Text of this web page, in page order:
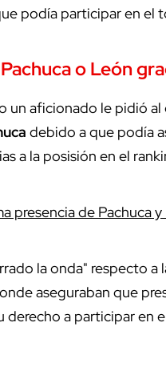
podía participar en el
o León
un aficionado le pidió
debido a que podía
a la posisión en el
presencia de Pachuca
la onda" respecto a
aseguraban que
derecho a participar en